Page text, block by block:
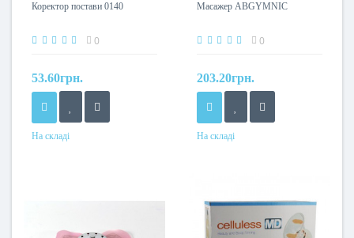
Коректор постави 0140
0
53.60грн.
На складі
Масажер ABGYMNIC
0
203.20грн.
На складі